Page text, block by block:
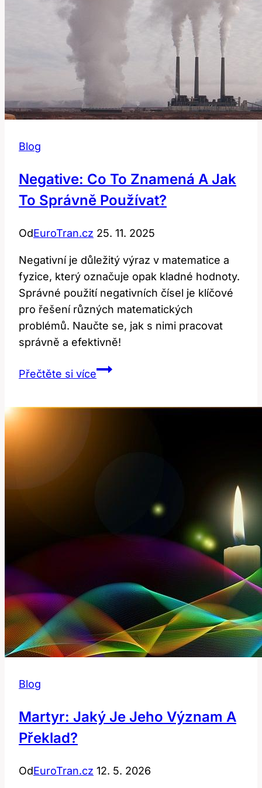
Blog
Negative: Co To Znamená A Jak
To Správně Používat?
OdEuroTran.cz 25. 11. 2025
Negativní je důležitý výraz v matematice a
fyzice, který označuje opak kladné hodnoty.
Správné použití negativních čísel je klíčové
pro řešení různých matematických
problémů. Naučte se, jak s nimi pracovat
správně a efektivně!
Přečtěte si víceNegative:
Blog
Martyr: Jaký Je Jeho Význam A
Překlad?
OdEuroTran.cz 12. 5. 2026